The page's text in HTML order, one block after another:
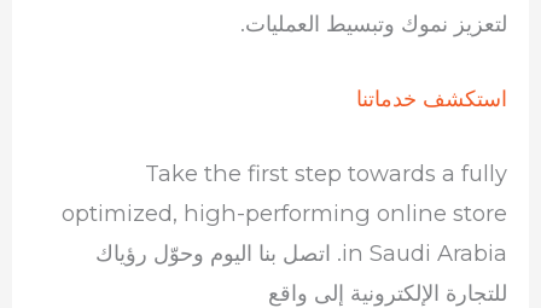
لتعزيز نموك وتبسيط العمليات.
استكشف خدماتنا
Take the first step towards a fully
optimized, high-performing online store
in Saudi Arabia. اتصل بنا اليوم وحوّل رؤياك
للتجارة الإلكترونية إلى واقع